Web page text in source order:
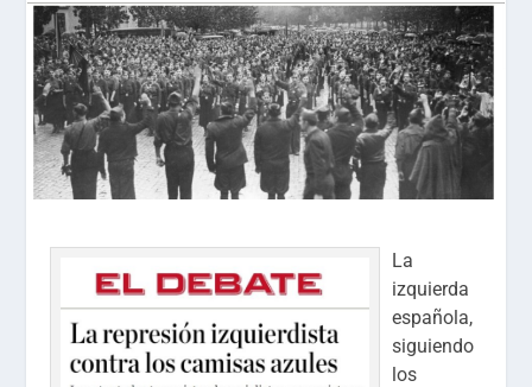
La
izquierda
española,
siguiendo
los